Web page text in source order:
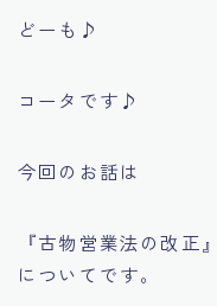
どーも♪
コータです♪
今回のお話は
『古物営業法の改正』
についてです。